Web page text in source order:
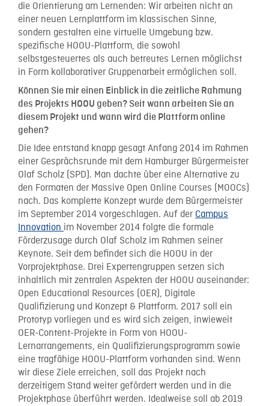
die Orientierung am Lernenden: Wir arbeiten nicht an
einer neuen Lernplattform im klassischen Sinne,
sondern gestalten eine virtuelle Umgebung bzw.
spezifische HOOU-Plattform, die sowohl
selbstgesteuertes als auch betreutes Lernen möglichst
in Form kollaborativer Gruppenarbeit ermöglichen soll.
Können Sie mir einen Einblick in die zeitliche Rahmung
des Projekts HOOU geben? Seit wann arbeiten Sie an
diesem Projekt und wann wird die Plattform online
gehen?
Die Idee entstand knapp gesagt Anfang 2014 im Rahmen
einer Gesprächsrunde mit dem Hamburger Bürgermeister
Olaf Scholz (SPD). Man dachte über eine Alternative zu
den Formaten der Massive Open Online Courses (MOOCs)
nach. Das komplette Konzept wurde dem Bürgermeister
im September 2014 vorgeschlagen. Auf der Campus
Innovationim November 2014 folgte die formale
Förderzusage durch Olaf Scholz im Rahmen seiner
Keynote. Seit dem befindet sich die HOOU in der
Vorprojektphase. Drei Expertengruppen setzen sich
inhaltlich mit zentralen Aspekten der HOOU auseinander:
Open Educational Resources (OER), Digitale
Qualifizierung und Konzept & Plattform. 2017 soll ein
Prototyp vorliegen und es wird sich zeigen, inwieweit
OER-Content-Projekte in Form von HOOU-
Lernarrangements, ein Qualifizierungsprogramm sowie
eine tragfähige HOOU-Plattform vorhanden sind. Wenn
wir diese Ziele erreichen, soll das Projekt nach
derzeitigem Stand weiter gefördert werden und in die
Projektphase überführt werden. Idealweise soll ab 2019